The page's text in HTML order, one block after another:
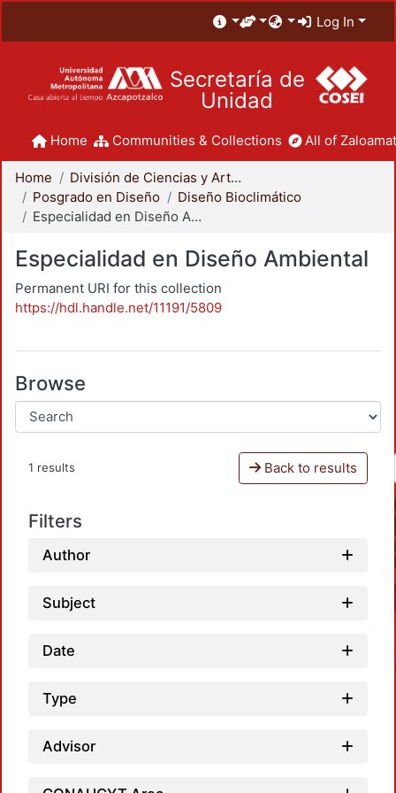
Log In
Secretaría de
Unidad
Home Communities & Collections All of
Home
División de Ciencias y Artes para el Diseño
Posgrado en Diseño
Diseño Bioclimático
Especialidad en Diseño Ambiental
Especialidad en Diseño Ambiental
Permanent URI for this collection
https://hdl.handle.net/11191/5809
Browse
1 results Back to results
Filters
Author
Subject
Date
Type
Advisor